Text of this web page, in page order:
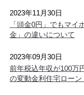
26/08/08
新着
仲介手数料30%OFF
詳しくはお問い合わせく
26/08/08
2023年11月30日
「頭金0円」でもマ
金」の違いについて
2023年09月30日
前年税込年収が100万
の変動金利住宅ローン